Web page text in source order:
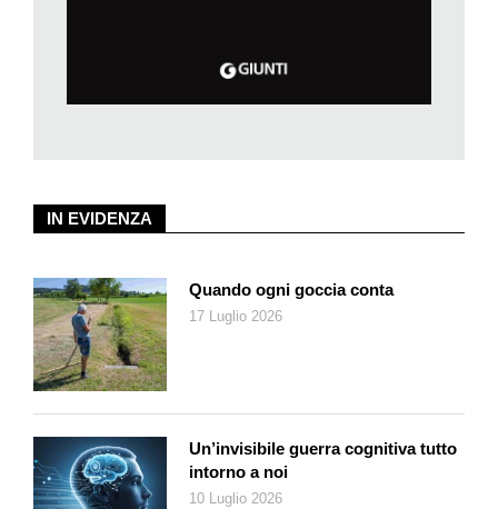
quello della febbre o dell’abbraccio della mamma.
Le illustrazioni di Paolo Domeniconi sono incantevoli, e nei
gioia del ritrovarsi.
IN EVIDENZA
Quando ogni goccia conta
17 Luglio 2026
Un’invisibile guerra cognitiva tutto
intorno a noi
10 Luglio 2026